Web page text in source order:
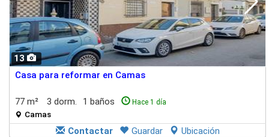
13
Casa para reformar en Camas
77 m² 3 dorm. 1 baños Hace 1 día
Camas
Contactar Guardar Ubicación